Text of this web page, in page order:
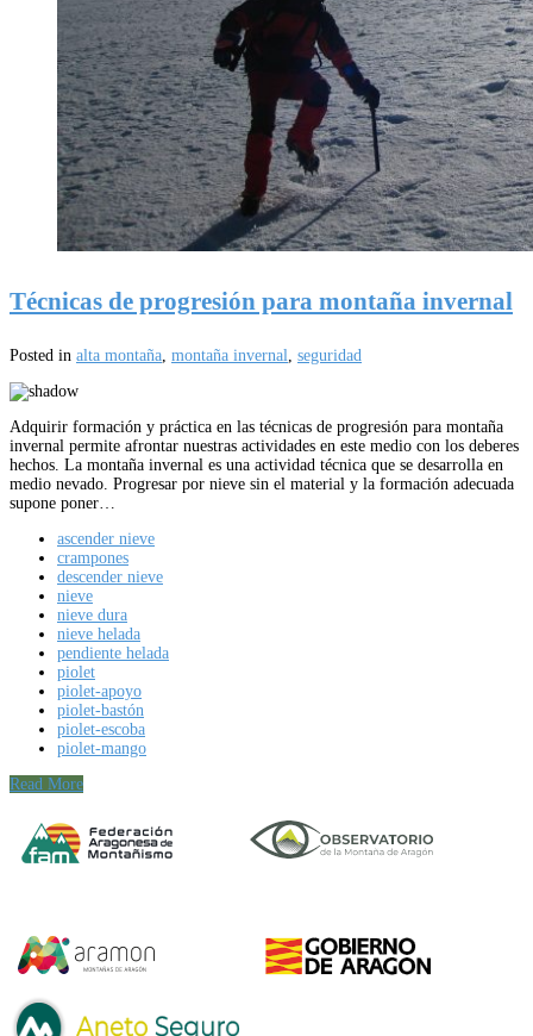
Técnicas de progresión para montaña invernal
Posted in alta montaña, montaña invernal, seguridad
Adquirir formación y práctica en las técnicas de progresión para montaña
invernal permite afrontar nuestras actividades en este medio con los deberes
hechos. La montaña invernal es una actividad técnica que se desarrolla en
medio nevado. Progresar por nieve sin el material y la formación adecuada
supone poner…
ascender nieve
crampones
descender nieve
nieve
nieve dura
nieve helada
pendiente helada
piolet
piolet-apoyo
piolet-bastón
piolet-escoba
piolet-mango
Read More